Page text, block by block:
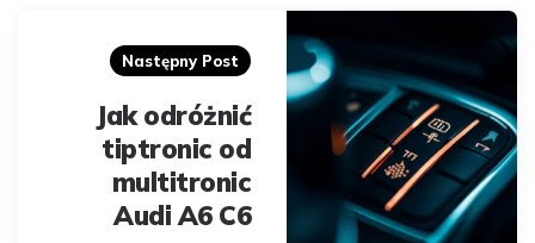
Następny Post
Jak odróżnić
tiptronic od
multitronic
Audi A6 C6